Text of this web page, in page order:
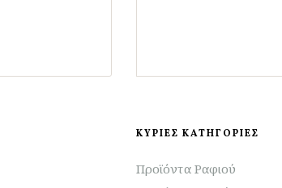
ΚΥΡΙΕΣ ΚΑΤΗΓΟΡΙΕΣ
Προϊόντα Ραφιού